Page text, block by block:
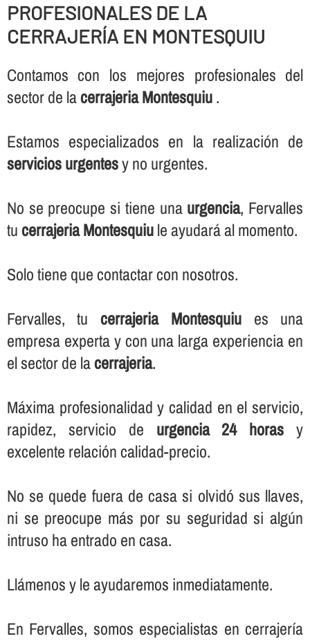
PROFESIONALES DE LA
CERRAJERÍ­A EN MONTESQUIU
Contamos con los mejores profesionales del
sector de lacerrajeria Montesquiu.
Estamos especializados en la realización de
servicios urgentesy no urgentes.
No se preocupe si tiene una urgencia, Fervalles
tucerrajeria Montesquiule ayudará al momento.
Solo tiene que contactar con nosotros.
Fervalles, tucerrajeria Montesquiues una
empresa experta y con una larga experiencia en
el sector de lacerrajeria.
Máxima profesionalidad y calidad en el servicio,
rapidez, servicio de urgencia 24 horas y
excelente relación calidad-precio.
No se quede fuera de casa si olvidó sus llaves,
ni se preocupe más por su seguridad si algún
intruso ha entrado en casa.
Llámenos y le ayudaremos inmediatamente.
En Fervalles, somos especialistas en cerrajerí­a